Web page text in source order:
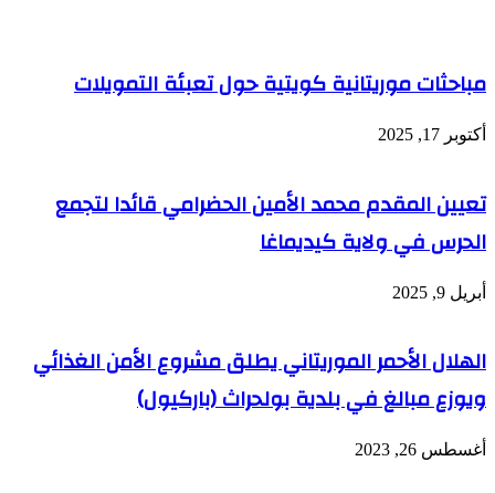
مباحثات موريتانية كويتية حول تعبئة التمويلات
أكتوبر 17, 2025
تعيين المقدم محمد الأمين الحضرامي قائدا لتجمع
الحرس في ولاية كيديماغا
أبريل 9, 2025
الهلال الأحمر الموريتاني يطلق مشروع الأمن الغذائي
ويوزع مبالغ في بلدية بولحراث (باركيول)
أغسطس 26, 2023